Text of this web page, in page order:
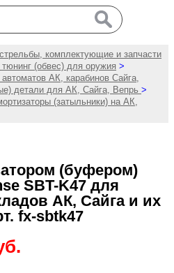
комплектующие и запчасти
(обвес) для оружия >
АК, карабинов Сайга,
детали для АК, Сайга, Вепрь >
(затыльники) на АК,
(буфером)
SBT-K47 для
АК, Сайга и их
fx-sbtk47